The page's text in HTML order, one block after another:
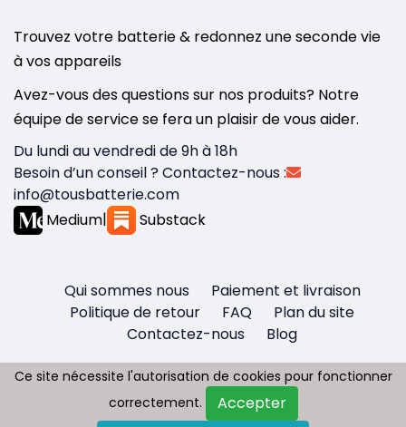
Trouvez votre batterie & redonnez une seconde vie
à vos appareils
Avez-vous des questions sur nos produits? Notre
équipe de service se fera un plaisir de vous aider.
Du lundi au vendredi de 9h à 18h
Besoin d’un conseil ? Contactez-nous :
info@tousbatterie.com
Medium| Substack
Qui sommes nous
Paiement et livraison
Politique de retour
FAQ
Plan du site
Contactez-nous
Blog
Copyright © 2026 - Tous droit réservés
Ce site nécessite l'autorisation de cookies pour fonctionner
correctement.
Accepter
Ce site nécessite l'autorisation de cookies pour fonctionner
correctement.
Accepter